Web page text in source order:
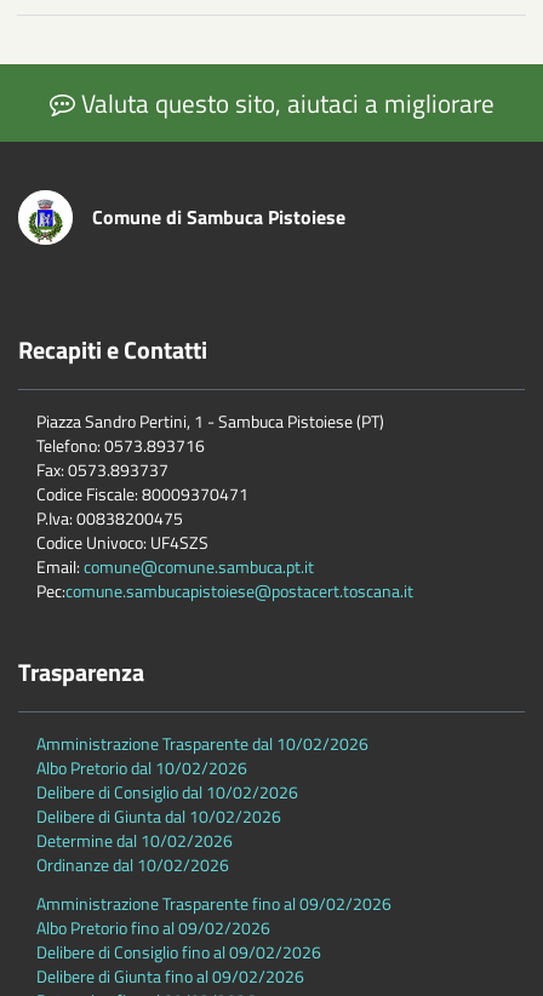
Valuta questo sito, aiutaci a migliorare
Comune di Sambuca Pistoiese
Recapiti e Contatti
Piazza Sandro Pertini, 1 - Sambuca Pistoiese (PT)
Telefono: 0573.893716
Fax: 0573.893737
Codice Fiscale: 80009370471
P.Iva: 00838200475
Codice Univoco: UF4SZS
Email:comune@comune.sambuca.pt.it
Pec:comune.sambucapistoiese@postacert.toscana.it
Trasparenza
Amministrazione Trasparente dal 10/02/2026
Albo Pretorio dal 10/02/2026
Delibere di Consiglio dal 10/02/2026
Delibere di Giunta dal 10/02/2026
Determine dal 10/02/2026
Ordinanze dal 10/02/2026
Amministrazione Trasparente fino al 09/02/2026
Albo Pretorio fino al 09/02/2026
Delibere di Consiglio fino al 09/02/2026
Delibere di Giunta fino al 09/02/2026